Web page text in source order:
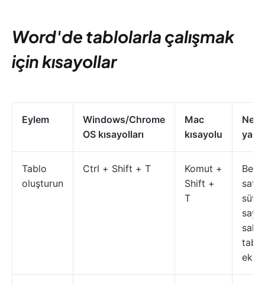
Word'de tablolarla çalışmak
için kısayollar
Eylem
Windows/Chrome
OS kısayolları
Mac
kısayolu
Ne
Tablo
oluşturun
Ctrl + Shift + T
Komut +
Shift +
T
satır
tablo
ekler